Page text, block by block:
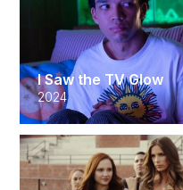
I Saw the TV Glow
2024